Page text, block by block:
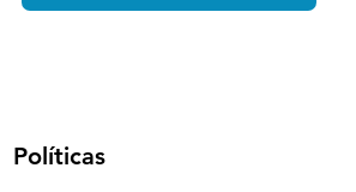
Políticas